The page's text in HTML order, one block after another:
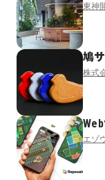
東神
鳩
株式
エゾ